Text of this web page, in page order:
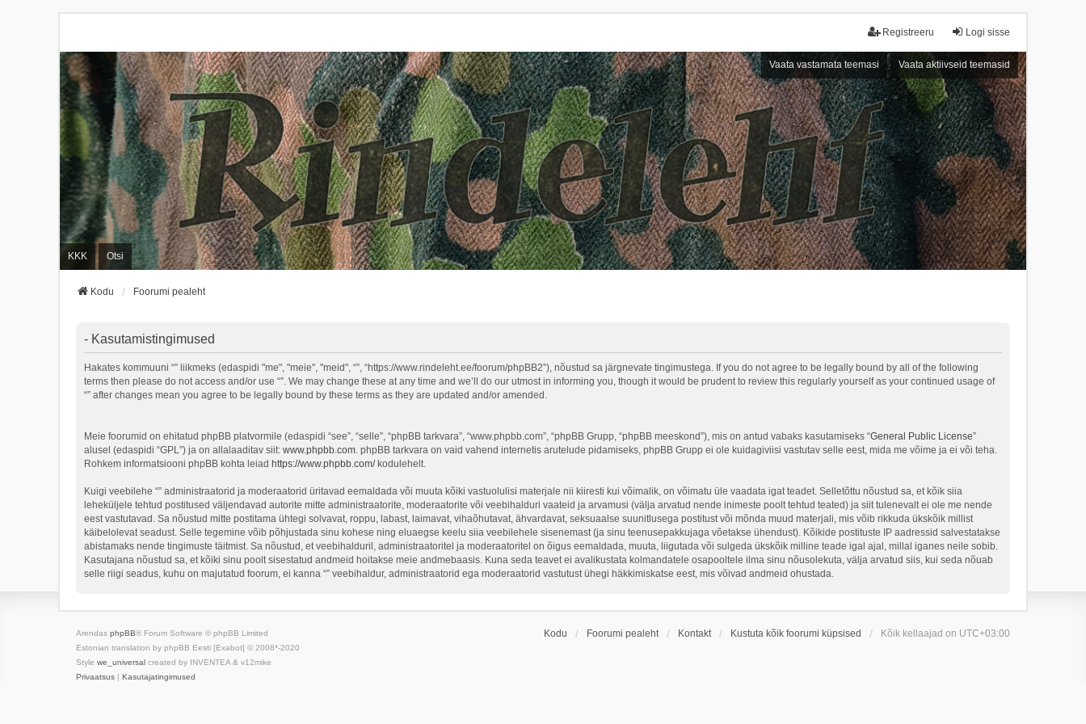
Logi sisse
Registreeru
Vaata vastamata teemasi Vaata aktiivseid teemasid
KKK Otsi
Kodu Foorumi pealeht
- Kasutamistingimused
Hakates kommuuni “” liikmeks (edaspidi "me", "meie", "meid", “”, “https://www.rindeleht.ee/foorum/phpBB2”), nõustud sa järgnevate tingimustega. If you do not agree to be legally bound by all of the following
terms then please do not access and/or use “”. We may change these at any time and we’ll do our utmost in informing you, though it would be prudent to review this regularly yourself as your continued usage of
“” after changes mean you agree to be legally bound by these terms as they are updated and/or amended.
Meie foorumid on ehitatud phpBB platvormile (edaspidi “see”, “selle”, “phpBB tarkvara”, “www.phpbb.com”, “phpBB Grupp, “phpBB meeskond”), mis on antud vabaks kasutamiseks “General Public License”
alusel (edaspidi “GPL”) ja on allalaaditav siit: www.phpbb.com. phpBB tarkvara on vaid vahend internetis arutelude pidamiseks, phpBB Grupp ei ole kuidagiviisi vastutav selle eest, mida me võime ja ei või teha.
Rohkem informatsiooni phpBB kohta leiad https://www.phpbb.com/kodulehelt.
Kuigi veebilehe “” administraatorid ja moderaatorid üritavad eemaldada või muuta kõiki vastuolulisi materjale nii kiiresti kui võimalik, on võimatu üle vaadata igat teadet. Selletõttu nõustud sa, et kõik siia
leheküljele tehtud postitused väljendavad autorite mitte administraatorite, moderaatorite või veebihalduri vaateid ja arvamusi (välja arvatud nende inimeste poolt tehtud teated) ja siit tulenevalt ei ole me nende
eest vastutavad. Sa nõustud mitte postitama ühtegi solvavat, roppu, labast, laimavat, vihaõhutavat, ähvardavat, seksuaalse suunitlusega postitust või mõnda muud materjali, mis võib rikkuda ükskõik millist
käibelolevat seadust. Selle tegemine võib põhjustada sinu kohese ning eluaegse keelu siia veebilehele sisenemast (ja sinu teenusepakkujaga võetakse ühendust). Kõikide postituste IP aadressid salvestatakse
abistamaks nende tingimuste täitmist. Sa nõustud, et veebihalduril, administraatoritel ja moderaatoritel on õigus eemaldada, muuta, liigutada või sulgeda ükskõik milline teade igal ajal, millal iganes neile sobib.
Kasutajana nõustud sa, et kõiki sinu poolt sisestatud andmeid hoitakse meie andmebaasis. Kuna seda teavet ei avalikustata kolmandatele osapooltele ilma sinu nõusolekuta, välja arvatud siis, kui seda nõuab
selle riigi seadus, kuhu on majutatud foorum, ei kanna “” veebihaldur, administraatorid ega moderaatorid vastutust ühegi häkkimiskatse eest, mis võivad andmeid ohustada.
Kodu Foorumi pealeht Kontakt Kustuta kõik foorumi küpsised Kõik kellaajad on UTC+03:00
Arendas phpBB® Forum Software © phpBB Limited
Estonian translation by phpBB Eesti [Exabot] © 2008*-2020
Style we_universal created by INVENTEA & v12mike
Privaatsus | Kasutajatingimused